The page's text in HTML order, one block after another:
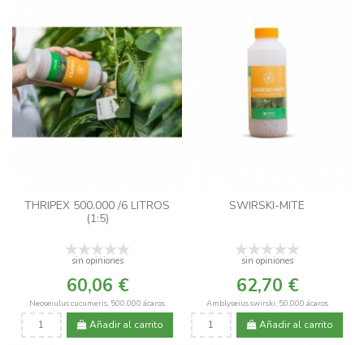
THRIPEX 500.000 /6 LITROS
(1:5)
sin opiniones
60,06 €
Neoseiulus cucumeris, 500.000 ácaros
Añadir al carrito
SWIRSKI-MITE
sin opiniones
62,70 €
Amblyseius swirski, 50.000 ácaros
Añadir al carrito